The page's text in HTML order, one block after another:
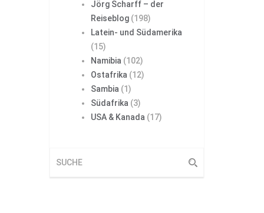
Jörg Scharff – der
Reiseblog(198)
Latein- und Südamerika
(15)
Namibia(102)
Ostafrika(12)
Sambia(1)
Südafrika(3)
USA & Kanada(17)